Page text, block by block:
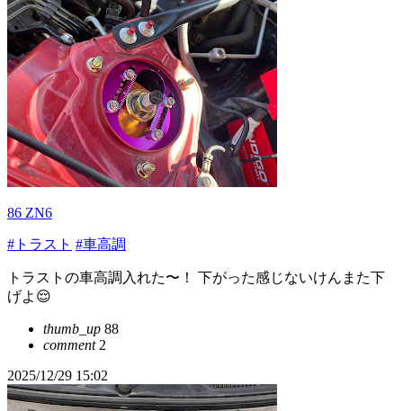
86 ZN6
#トラスト #車高調
トラストの車高調入れた〜！ 下がった感じないけんまた下
げよ😌
thumb_up 88
comment2
2025/12/29 15:02